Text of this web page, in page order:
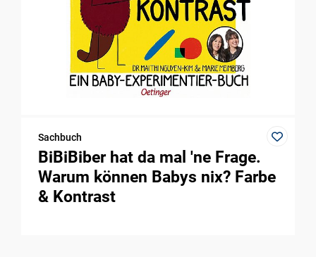
Sachbuch
BiBiBiber hat da mal 'ne Frage.
Warum können Babys nix? Farbe
& Kontrast